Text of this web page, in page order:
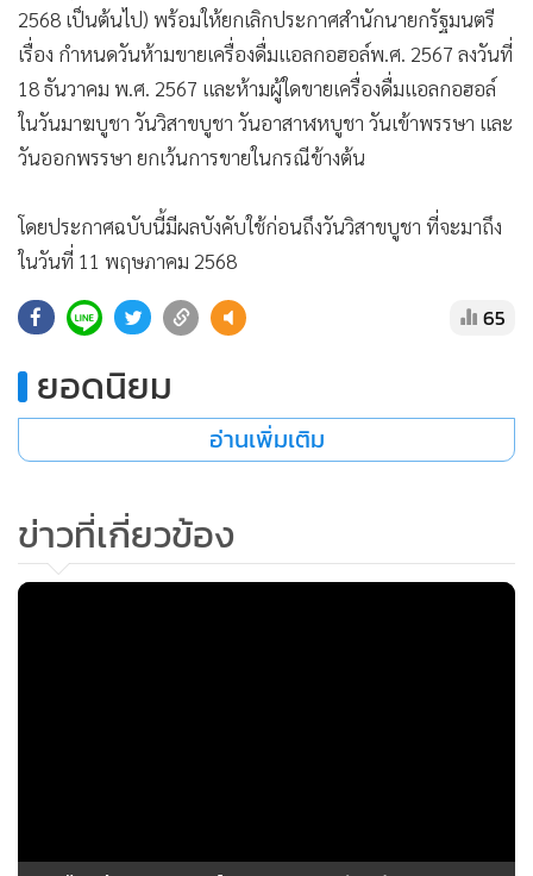
สังคม ความปลอดภัยของประชาชนเป็นสำคัญ
สำหรับประกาศนี้ให้ใช้บังคับตั้งแต่วันถัดจากวันประกาศในราช
กิจจานุเบกษาเป็นต้นไป (มีผลบังคับใช้ตั้งแต่วันที่ 10 พฤษภาคม
2568 เป็นต้นไป) พร้อมให้ยกเลิกประกาศสำนักนายกรัฐมนตรี
18 ธันวาคม พ.ศ. 2567 และห้ามผู้ใดขายเครื่องดื่มแอลกอฮอล์
ในวันมาฆบูชา วันวิสาขบูชา วันอาสาฬหบูชา วันเข้าพรรษา และ
วันออกพรรษา ยกเว้นการขายในกรณีข้างต้น
ในวันที่ 11 พฤษภาคม 2568
65
ยอดนิยม
อ่านเพิ่มเติม